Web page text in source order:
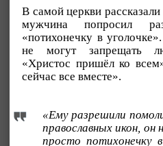
В самой церкви
мужчина попросил
«потихонечку в
не могут запрещать
«Христос пришёл ко
сейчас все вместе».
«Ему разрешили
православных икон, он
просто потихонечку